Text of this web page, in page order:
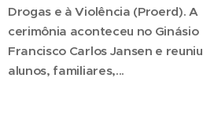
Drogas e à Violência (Proerd). A
cerimônia aconteceu no Ginásio
Francisco Carlos Jansen e reuniu
alunos, familiares,...